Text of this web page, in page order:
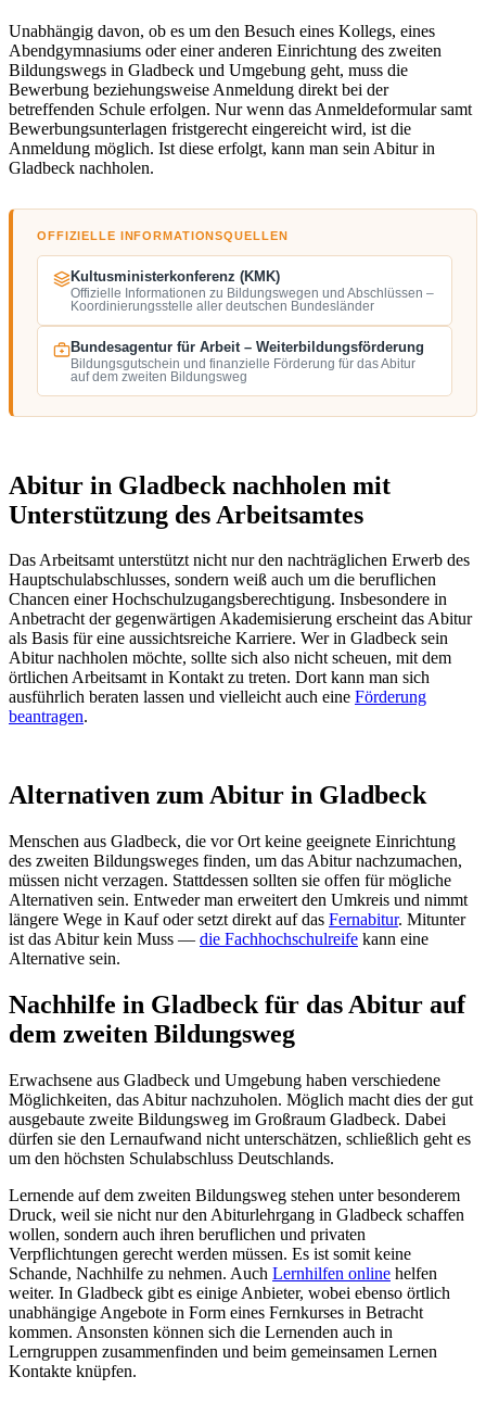
Unabhängig davon, ob es um den Besuch eines Kollegs, eines
Abendgymnasiums oder einer anderen Einrichtung des zweiten
Bildungswegs in Gladbeck und Umgebung geht, muss die
Bewerbung beziehungsweise Anmeldung direkt bei der
betreffenden Schule erfolgen. Nur wenn das Anmeldeformular samt
Bewerbungsunterlagen fristgerecht eingereicht wird, ist die
Anmeldung möglich. Ist diese erfolgt, kann man sein Abitur in
Gladbeck nachholen.
OFFIZIELLE INFORMATIONSQUELLEN
Kultusministerkonferenz (KMK)
Offizielle Informationen zu Bildungswegen und Abschlüssen –
Koordinierungsstelle aller deutschen Bundesländer
Bundesagentur für Arbeit – Weiterbildungsförderung
Bildungsgutschein und finanzielle Förderung für das Abitur
auf dem zweiten Bildungsweg
Abitur in Gladbeck nachholen mit
Unterstützung des Arbeitsamtes
Das Arbeitsamt unterstützt nicht nur den nachträglichen Erwerb des
Hauptschulabschlusses, sondern weiß auch um die beruflichen
Chancen einer Hochschulzugangsberechtigung. Insbesondere in
Anbetracht der gegenwärtigen Akademisierung erscheint das Abitur
als Basis für eine aussichtsreiche Karriere. Wer in Gladbeck sein
Abitur nachholen möchte, sollte sich also nicht scheuen, mit dem
örtlichen Arbeitsamt in Kontakt zu treten. Dort kann man sich
ausführlich beraten lassen und vielleicht auch eine Förderung
beantragen.
Alternativen zum Abitur in Gladbeck
Menschen aus Gladbeck, die vor Ort keine geeignete Einrichtung
des zweiten Bildungsweges finden, um das Abitur nachzumachen,
müssen nicht verzagen. Stattdessen sollten sie offen für mögliche
Alternativen sein. Entweder man erweitert den Umkreis und nimmt
längere Wege in Kauf oder setzt direkt auf das Fernabitur. Mitunter
ist das Abitur kein Muss — die Fachhochschulreife kann eine
Alternative sein.
Nachhilfe in Gladbeck für das Abitur auf
dem zweiten Bildungsweg
Erwachsene aus Gladbeck und Umgebung haben verschiedene
Möglichkeiten, das Abitur nachzuholen. Möglich macht dies der gut
ausgebaute zweite Bildungsweg im Großraum Gladbeck. Dabei
dürfen sie den Lernaufwand nicht unterschätzen, schließlich geht es
um den höchsten Schulabschluss Deutschlands.
Lernende auf dem zweiten Bildungsweg stehen unter besonderem
Druck, weil sie nicht nur den Abiturlehrgang in Gladbeck schaffen
wollen, sondern auch ihren beruflichen und privaten
Verpflichtungen gerecht werden müssen. Es ist somit keine
Schande, Nachhilfe zu nehmen. Auch Lernhilfen online helfen
weiter. In Gladbeck gibt es einige Anbieter, wobei ebenso örtlich
unabhängige Angebote in Form eines Fernkurses in Betracht
kommen. Ansonsten können sich die Lernenden auch in
Lerngruppen zusammenfinden und beim gemeinsamen Lernen
Kontakte knüpfen.